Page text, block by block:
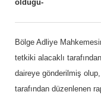
olduğu-
Bölge Adliye
tetkiki alacaklı
daireye gönderilmiş
tarafından düzenlenen